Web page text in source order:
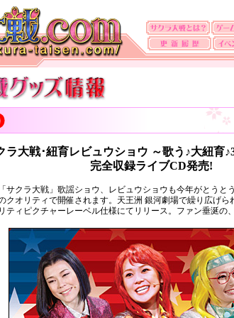
ラ大戦･紐育レビュウショウ ～歌う♪大紐育
完全収録ライブCD発売!
サクラ大戦」歌謡ショウ、レビュウショウも今年がとうと
クオリティで開催されます。天王洲 銀河劇場で繰り広げら
ティピクチャーレーベル仕様にてリリース。ファン垂涎の